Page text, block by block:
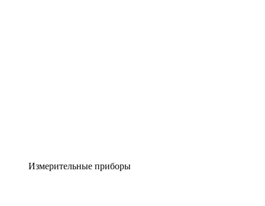
Измерительные приборы